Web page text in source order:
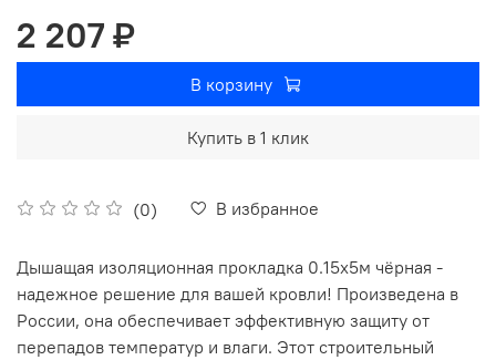
(0) В избранное
2 207 ₽
В корзину
Купить в 1 клик
Дышащая изоляционная прокладка 0.15х5м чёрная -
надежное решение для вашей кровли! Произведена в
России, она обеспечивает эффективную защиту от
перепадов температур и влаги. Этот строительный